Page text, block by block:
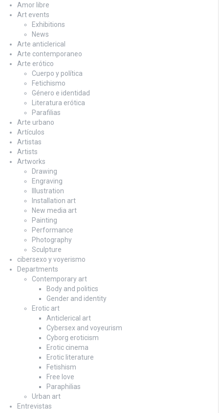
Amor libre
Art events
Exhibitions
News
Arte anticlerical
Arte contemporaneo
Arte erótico
Cuerpo y política
Fetichismo
Género e identidad
Literatura erótica
Parafilias
Arte urbano
Artículos
Artistas
Artists
Artworks
Drawing
Engraving
Illustration
Installation art
New media art
Painting
Performance
Photography
Sculpture
cibersexo y voyerismo
Departments
Contemporary art
Body and politics
Gender and identity
Erotic art
Anticlerical art
Cybersex and voyeurism
Cyborg eroticism
Erotic cinema
Erotic literature
Fetishism
Free love
Paraphilias
Urban art
Entrevistas